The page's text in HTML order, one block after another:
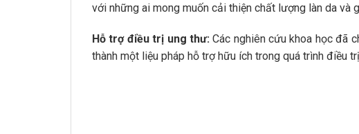
với những ai mong muốn cải thiện chất lượng làn da và
Hỗ trợ điều trị ung thư:Các nghiên cứu khoa học đã
thành một liệu pháp hỗ trợ hữu ích trong quá trình điều